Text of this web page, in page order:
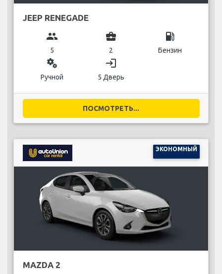
JEEP RENEGADE
group
5
business_center
2
local_gas_station
Бензин
miscellaneous_services
Ручной
login
5 Дверь
ПОСМОТРЕТЬ...
ЭКОНОМНЫЙ
MAZDA 2